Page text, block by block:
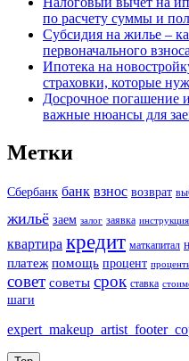
по расчету суммы и
Субсидия на жилье –
первоначального
Ипотека на
страховки, которые
Досрочное погашение
важные нюансы для
Метки
Сбербанк банк взнос возврат
жильё заем залог заявка инструкция
квартира кредит маткапитал
платеж помощь процент
совет советы срок ставка
шаги